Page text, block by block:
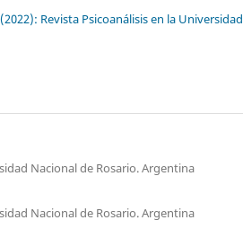
Revista Psicoanálisis en la Universidad
Nacional de Rosario. Argentina
Nacional de Rosario. Argentina